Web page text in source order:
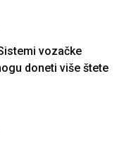
vozačke
doneti više štete